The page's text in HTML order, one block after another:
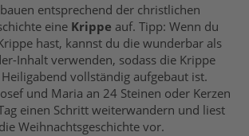
entsprechend der christlichen
eine Krippe auf. Tipp: Wenn du
hast, kannst du die wunderbar als
Inhalt verwenden, sodass die Krippe
vollständig aufgebaut ist.
und Maria an 24 Steinen oder Kerzen
einen Schritt weiterwandern und liest
Weihnachtsgeschichte vor.